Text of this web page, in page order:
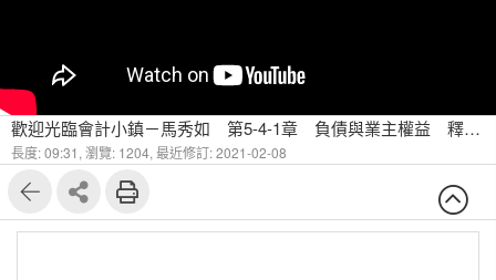
歡迎光臨會計小鎮－馬秀如 第5-4-1章 負債與業主權益 釋例：特別股：高鐵vs彰銀（一）
長度: 09:31, 瀏覽: 1204, 最近修訂: 2021-02-08